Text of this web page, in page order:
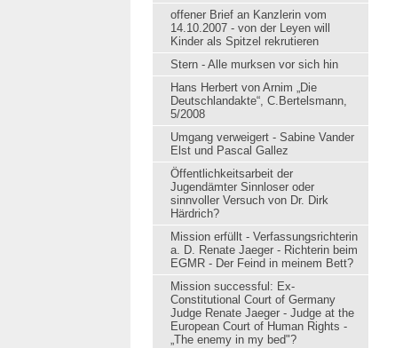
offener Brief an Kanzlerin vom
14.10.2007 - von der Leyen will
Kinder als Spitzel rekrutieren
Stern - Alle murksen vor sich hin
Hans Herbert von Arnim „Die
Deutschlandakte“, C.Bertelsmann,
5/2008
Umgang verweigert - Sabine Vander
Elst und Pascal Gallez
Öffentlichkeitsarbeit der
Jugendämter Sinnloser oder
sinnvoller Versuch von Dr. Dirk
Härdrich?
Mission erfüllt - Verfassungsrichterin
a. D. Renate Jaeger - Richterin beim
EGMR - Der Feind in meinem Bett?
Mission successful: Ex-
Constitutional Court of Germany
Judge Renate Jaeger - Judge at the
European Court of Human Rights -
„The enemy in my bed"?